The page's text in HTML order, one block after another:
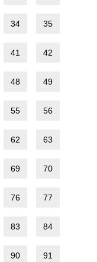
34 35
41 42
48 49
55 56
62 63
69 70
76 77
83 84
90 91